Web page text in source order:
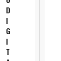
D
I
G
I
T